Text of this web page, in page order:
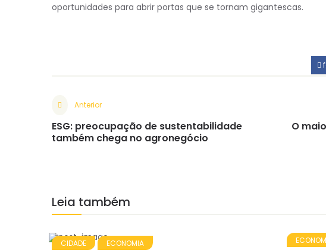
oportunidades para abrir portas que se tornam gigantescas.
Anterior
ESG: preocupação de sustentabilidade
também chega no agronegócio
O
Leia também
CIDADE ECONOMIA